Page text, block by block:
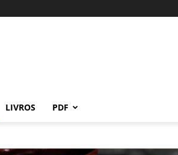
LIVROS PDF